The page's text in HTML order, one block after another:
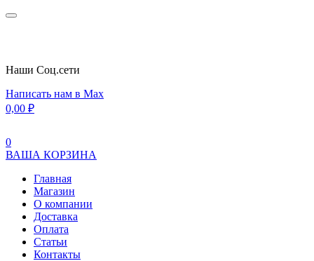
Наши Cоц.сети
Написать нам в Max
0,00 ₽
0
ВАША КОРЗИНА
Главная
Магазин
О компании
Доставка
Оплата
Статьи
Контакты